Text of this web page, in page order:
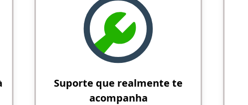
Suporte que realmente te
acompanha